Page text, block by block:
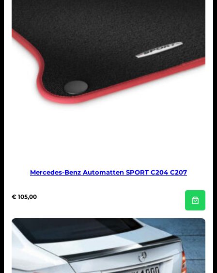
Mercedes-Benz Automatten SPORT C204 C207
€ 105,00